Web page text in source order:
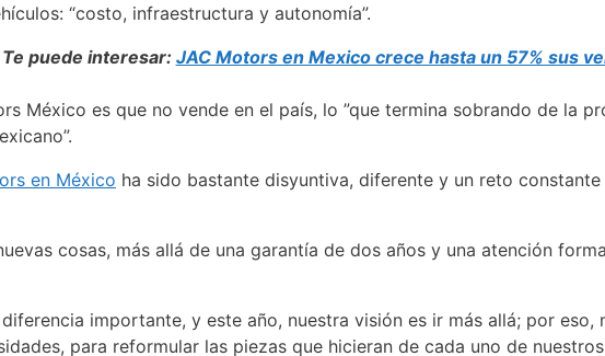
“costo, infraestructura y autonomía”.
Te puede interesar: JAC Motors en Mexico crece hasta un 57% sus
México es que no vende en el país, lo ”que termina sobrando de la
en México ha sido bastante disyuntiva, diferente y un reto
cosas, más allá de una garantía de dos años y una atención
importante, y este año, nuestra visión es ir más allá; por
para reformular las piezas que hicieran de cada uno de